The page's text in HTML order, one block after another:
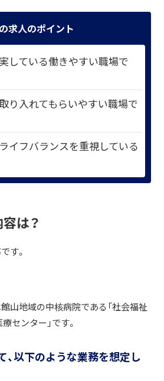
求人のポイント
している働きやすい職場で
り入れてもらいやすい職場で
イフバランスを重視している
は？
す。
山地域の中核病院である「社会福祉
センター」です。
、以下のような業務を想定し